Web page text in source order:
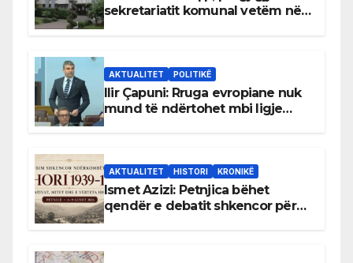
sekretariatit komunal vetëm në
AKTUALITET POLITIKË
Ilir Çapuni: Rruga evropiane nuk
mund të ndërtohet mbi ligje
AKTUALITET HISTORI KRONIKË
Ismet Azizi: Petnjica bëhet
qendër e debatit shkencor për